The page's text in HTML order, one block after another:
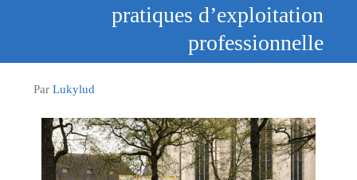
pratiques d’exploitation
professionnelle
ParLukylud